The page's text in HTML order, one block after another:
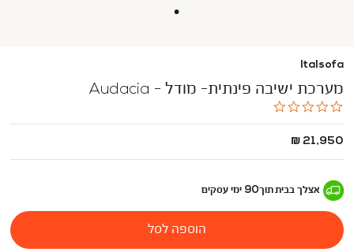
Italsofa
מערכת ישיבה פינתית- מודל - Audacia
החל
21,950 ₪
אצלך בביתתוך90 ימי עסקים
הוספה לסל